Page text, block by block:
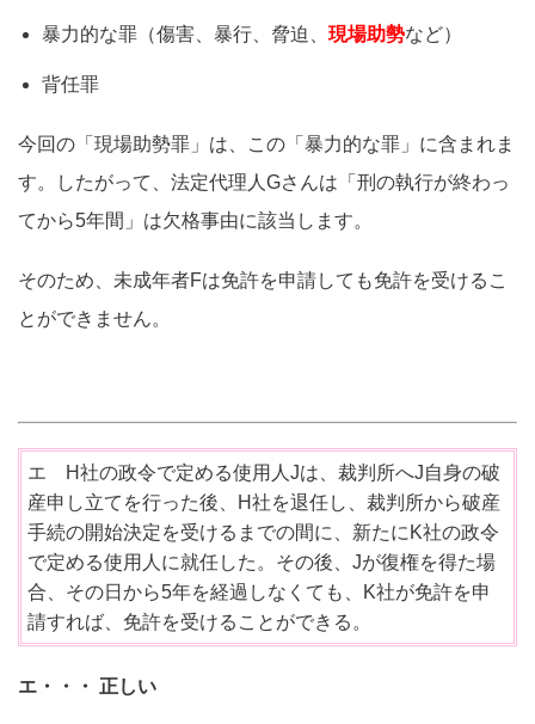
暴力的な罪（傷害、暴行、脅迫、 現場助勢など）
背任罪
今回の「現場助勢罪」は、この「暴力的な罪」に含まれま
す。したがって、法定代理人Gさんは「刑の執行が終わっ
てから5年間」は欠格事由に該当します。
そのため、未成年者Fは免許を申請しても免許を受けるこ
とができません。
エ H社の政令で定める使用人Jは、裁判所へJ自身の破
産申し立てを行った後、H社を退任し、裁判所から破産
手続の開始決定を受けるまでの間に、新たにK社の政令
で定める使用人に就任した。その後、Jが復権を得た場
合、その日から5年を経過しなくても、K社が免許を申
請すれば、免許を受けることができる。
エ・・・ 正しい